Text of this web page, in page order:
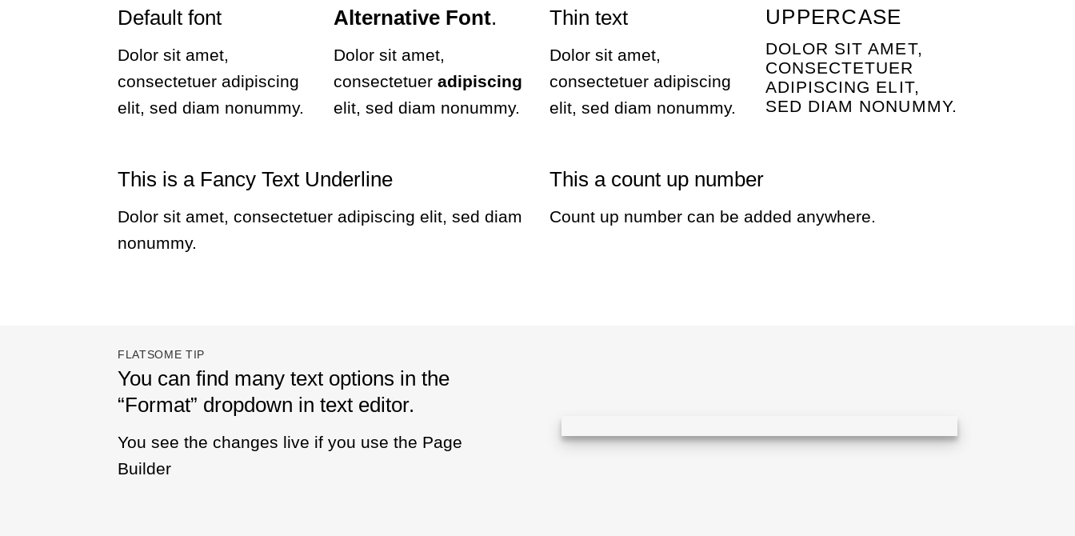
Default font
Dolor sit amet,
consectetuer adipiscing
elit, sed diam nonummy.
Alternative Font.
Dolor sit amet,
consectetuer adipiscing
elit, sed diam nonummy.
Thin text
Dolor sit amet,
consectetuer adipiscing
elit, sed diam nonummy.
UPPERCASE
DOLOR SIT AMET,
CONSECTETUER
ADIPISCING ELIT,
SED DIAM NONUMMY.
This is a Fancy Text Underline
Dolor sit amet, consectetuer adipiscing elit, sed diam
nonummy.
This a count up number
Count up number can be added anywhere.
FLATSOME TIP
You can find many text options in the
“Format” dropdown in text editor.
You see the changes live if you use the Page
Builder